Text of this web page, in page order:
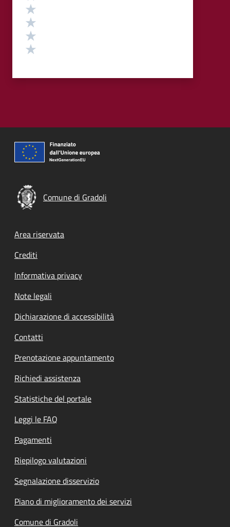
Comune di Gradoli
Footer menu
Area riservata
Crediti
Informativa privacy
Note legali
Dichiarazione di accessibilità
Contatti
Prenotazione appuntamento
Richiedi assistenza
Statistiche del portale
Leggi le FAQ
Pagamenti
Riepilogo valutazioni
Segnalazione disservizio
Piano di miglioramento dei servizi
Comune di Gradoli